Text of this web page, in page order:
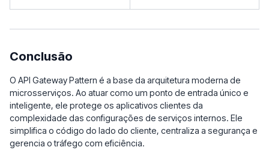
Conclusão
O API Gateway Pattern é a base da arquitetura moderna de
microsserviços. Ao atuar como um ponto de entrada único e
inteligente, ele protege os aplicativos clientes da
complexidade das configurações de serviços internos. Ele
simplifica o código do lado do cliente, centraliza a segurança e
gerencia o tráfego com eficiência.